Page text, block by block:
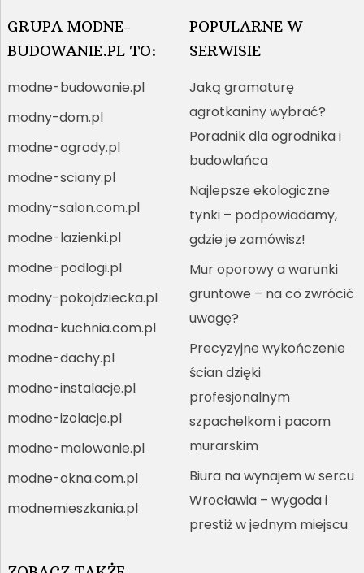
GRUPA MODNE-
BUDOWANIE.PL TO:
modne-budowanie.pl
modny-dom.pl
modne-ogrody.pl
modne-sciany.pl
modny-salon.com.pl
modne-lazienki.pl
modne-podlogi.pl
modny-pokojdziecka.pl
modna-kuchnia.com.pl
modne-dachy.pl
modne-instalacje.pl
modne-izolacje.pl
modne-malowanie.pl
modne-okna.com.pl
modnemieszkania.pl
POPULARNE W
SERWISIE
Jaką gramaturę
agrotkaniny wybrać?
Poradnik dla ogrodnika i
budowlańca
Najlepsze ekologiczne
tynki – podpowiadamy,
gdzie je zamówisz!
Mur oporowy a warunki
gruntowe – na co zwrócić
uwagę?
Precyzyjne wykończenie
ścian dzięki
profesjonalnym
szpachelkom i pacom
murarskim
Biura na wynajem w sercu
Wrocławia – wygoda i
prestiż w jednym miejscu